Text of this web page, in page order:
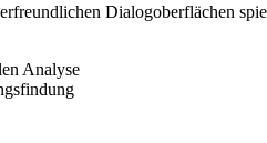
Dialogoberflächen
Analyse